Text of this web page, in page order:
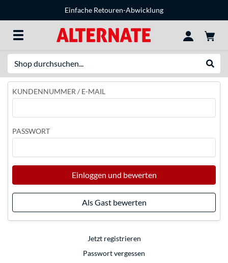
Einfache Retouren-Abwicklung
KUNDENNUMMER / E-MAIL
PASSWORT
Einloggen und bewerten
Als Gast bewerten
Jetzt registrieren
Passwort vergessen